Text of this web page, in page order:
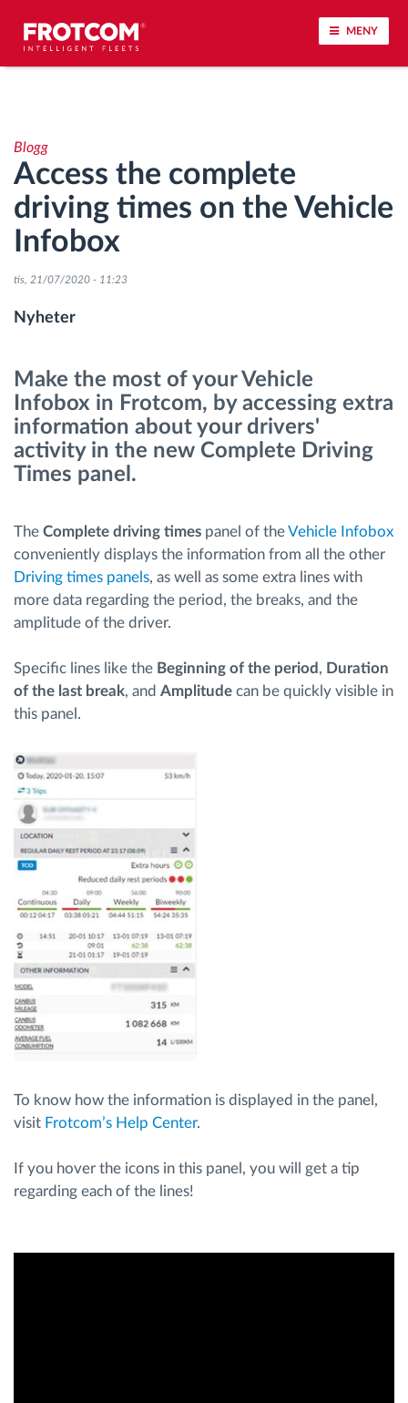
MENY
Körbeteende analys
Körtidsövervakning
Workforce management
Bränslehantering
Ruttplanering och övervakning
Upptäck alla funktioner
Sparkalkylator
Blogg
Access the complete
driving times on the Vehicle
Infobox
tis, 21/07/2020 - 11:23
Nyheter
Make the most of your Vehicle
Infobox in Frotcom, by accessing extra
information about your drivers'
activity in the new Complete Driving
Times panel.
The Complete driving times panel of theVehicle Infobox
conveniently displays the information from all the other
Driving times panels, as well as some extra lines with
more data regarding the period, the breaks, and the
amplitude of the driver.
Specific lines like the Beginning of the period , Duration
of the last break, and Amplitude can be quickly visible in
this panel.
To know how the information is displayed in the panel,
visit Frotcom’s Help Center.
If you hover the icons in this panel, you will get a tip
regarding each of the lines!